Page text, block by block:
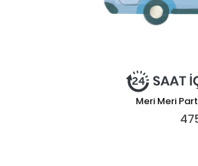
Meri Meri